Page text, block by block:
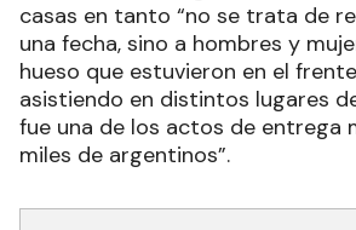
casas en tanto “no se trata de
una fecha, sino a hombres y
hueso que estuvieron en el
asistiendo en distintos lugares
fue una de los actos de entrega
miles de argentinos”.